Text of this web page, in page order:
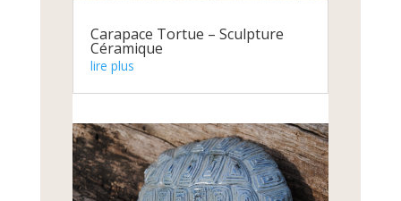
Carapace Tortue – Sculpture
Céramique
lire plus